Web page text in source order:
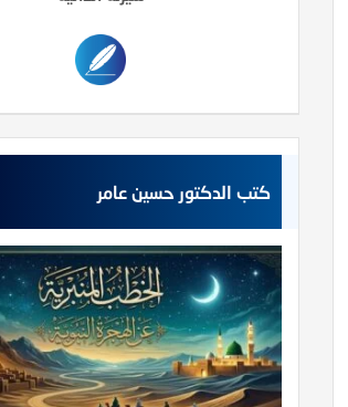
كتب الدكتور حسين عامر